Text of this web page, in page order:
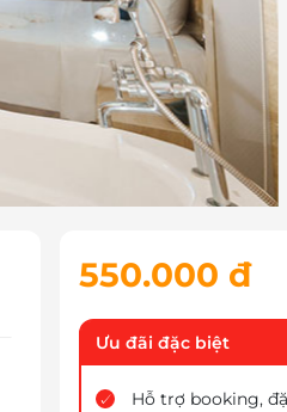
550.000 đ
Ưu đãi đặc biệt
Hỗ trợ booking,